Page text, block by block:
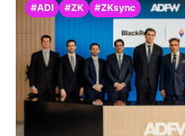
#ADI #ZK #ZKsync